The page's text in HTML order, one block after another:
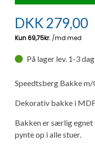
Adria Astella
Next
Hobby
Hobby Maxia
Ny campingvogn -
Lille
Finansiering af
Forsikring af
Vil du sælge din
Brugte telte og
Isabella fortelte
Isabella
Camping erhverv
Adria Coral
Adria Compact
Internet i
Aircondition
Gas-komfort i
E-trailer
Byvand -
GRØN
DKK 279,00
På lager lev. 1-3
Speedtsberg Bakke m/
Dekorativ bakke i
Bakken er særlig egnet
pynte op i alle stuer.